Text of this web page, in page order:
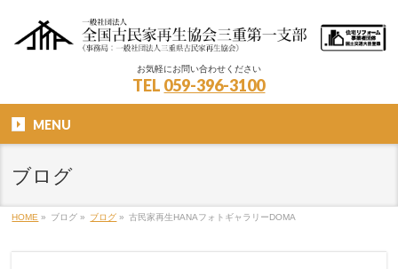
お気軽にお問い合わせください
TEL 059-396-3100
MENU
ブログ
HOME » ブログ » ブログ » 古民家再生HANAフォトギャラリーDOMA